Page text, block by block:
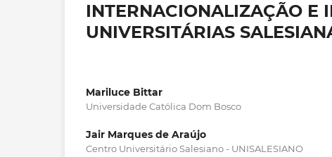
INTERNACIONALIZAÇÃO E
UNIVERSITÁRIAS
Mariluce Bittar
Universidade Católica Dom Bosco
Jair Marques de Araújo
Centro Universitário Salesiano - UNISALESIANO